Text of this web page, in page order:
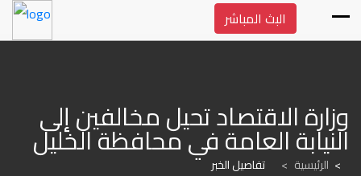
البث المباشر
النيابة العامة في محافظة الخليل
الرئيسية > تفاصيل الخبر